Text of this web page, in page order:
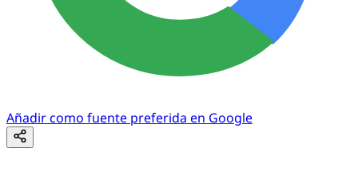
Añadir como fuente preferida en Google